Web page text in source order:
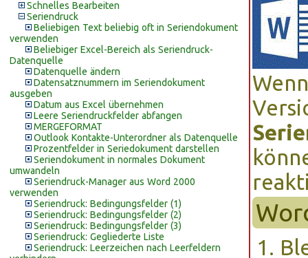
Schnelles Bearbeiten
Seriendruck
Beliebigen Text beliebig oft in Seriendokument
verwenden
Beliebiger Excel-Bereich als Seriendruck-
Datenquelle
Datenquelle ändern
Datensatznummern im Seriendokument
ausgeben
Datum aus Excel übernehmen
Leere Seriendruckfelder abfangen
MERGEFORMAT
Outlook Kontakte-Unterordner als Datenquelle
Prozentfelder in Seriedokument darstellen
Seriendokument in normales Dokument
umwandeln
Seriendruck-Manager aus Word 2000
verwenden
Seriendruck: Bedingungsfelder (1)
Seriendruck: Bedingungsfelder (2)
Seriendruck: Bedingungsfelder (3)
Seriendruck: Gegliederte Liste
Seriendruck: Leerzeichen nach Leerfeldern